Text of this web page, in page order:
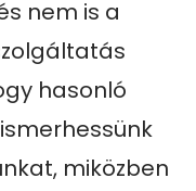
nem is a
hasonló
miközben